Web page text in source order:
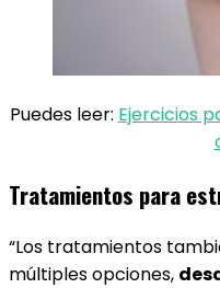
Puedes leer: Ejercicios
Tratamientos para
“Los tratamientos
múltiples opciones,